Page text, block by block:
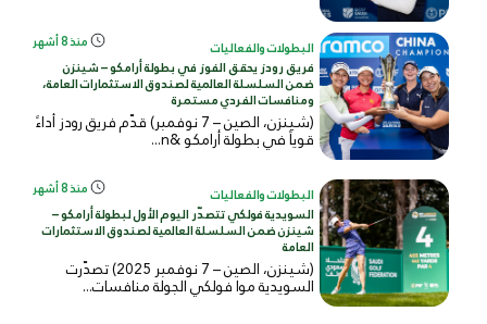
البطولات والفعاليات منذ 8 أشهر
فريق رودز يحقق الفوز في بطولة أرامكو – شينزن
ضمن السلسلة العالمية لصندوق الاستثمارات العامة،
ومنافسات الفردي مستمرة
(شينزن، الصين – 7 نوفمبر) قدّم فريق رودز أداءً
قوياً في بطولة أرامكو &n...
البطولات والفعاليات منذ 8 أشهر
السويدية فولكي تتصدّر اليوم الأول لبطولة أرامكو –
شينزن ضمن السلسلة العالمية لصندوق الاستثمارات
العامة
(شينزن، الصين – 7 نوفمبر 2025) تصدّرت
السويدية موا فولكي الجولة منافسات...